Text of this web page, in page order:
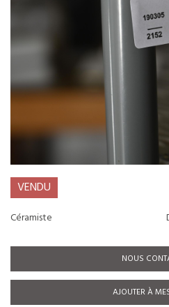
VENDU
Céramiste
NOUS
AJOUTER À